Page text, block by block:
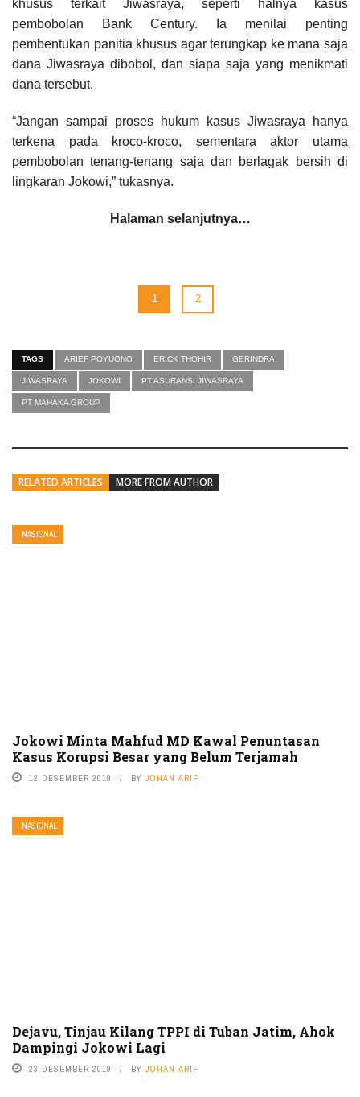
khusus terkait Jiwasraya, seperti halnya kasus
pembobolan Bank Century. Ia menilai penting
pembentukan panitia khusus agar terungkap ke mana saja
dana Jiwasraya dibobol, dan siapa saja yang menikmati
dana tersebut.
“Jangan sampai proses hukum kasus Jiwasraya hanya
terkena pada kroco-kroco, sementara aktor utama
pembobolan tenang-tenang saja dan berlagak bersih di
lingkaran Jokowi,” tukasnya.
Halaman selanjutnya…
1 2
TAGS ARIEF POYUONO ERICK THOHIR GERINDRA
JIWASRAYA JOKOWI PT ASURANSI JIWASRAYA
PT MAHAKA GROUP
RELATED ARTICLES MORE FROM AUTHOR
NASIONAL
Jokowi Minta Mahfud MD Kawal Penuntasan
Kasus Korupsi Besar yang Belum Terjamah
12 DESEMBER 2019 BY JOHAN ARIF
NASIONAL
Dejavu, Tinjau Kilang TPPI di Tuban Jatim, Ahok
Dampingi Jokowi Lagi
23 DESEMBER 2019 BY JOHAN ARIF